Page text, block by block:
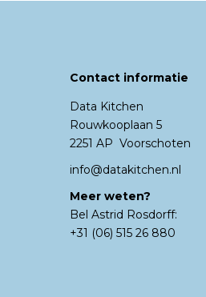
Contact informatie
Data Kitchen
Rouwkooplaan 5
2251 AP Voorschoten
info@datakitchen.nl
Meer weten?
Bel Astrid Rosdorff:
+31 (06) 515 26 880